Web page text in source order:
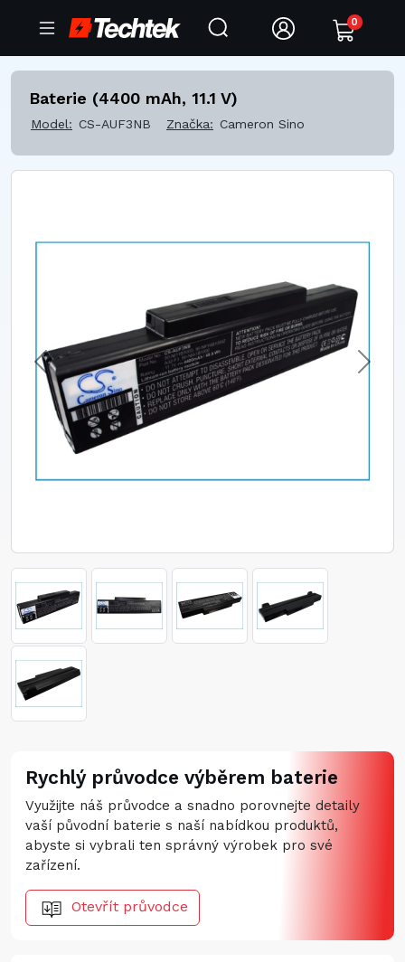
0
Baterie (4400 mAh, 11.1 V)
Model: CS-AUF3NB Značka: Cameron Sino
Rychlý průvodce výběrem baterie
Využijte náš průvodce a snadno porovnejte detaily
vaší původní baterie s naší nabídkou produktů,
abyste si vybrali ten správný výrobek pro své
zařízení.
Otevřít průvodce